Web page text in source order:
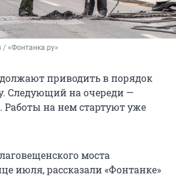
/ «Фонтанка.ру»
приводить в порядок
Следующий на очереди —
Работы на нем стартуют уже
моста
июля, рассказали «Фонтанке»